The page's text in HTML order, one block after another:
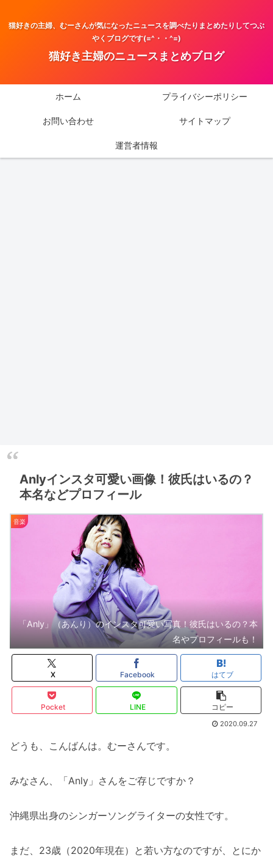
猫好きの主婦、むーさんが気になったニュースを調べたりまとめたりしてつぶ
やくブログです(=^・・^=)
猫好き主婦のニュースまとめブログ
ホーム プライバシーポリシー
お問い合わせ サイトマップ
運営者情報
Anlyインスタ可愛い画像！彼氏はいるの？
本名などプロフィール
音楽
「Anly」（あんり）のインスタ可愛い写真！彼氏はいるの？本
名やプロフィールも！
X Facebook はてブ
Pocket LINE コピー
2020.09.27
どうも、こんばんは。むーさんです。
みなさん、「Anly」さんをご存じですか？
沖縄県出身のシンガーソングライターの女性です。
まだ、23歳（2020年現在）と若い方なのですが、とにか